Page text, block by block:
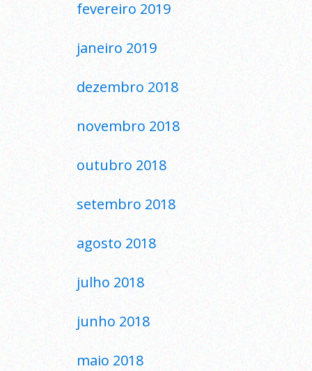
fevereiro 2019
janeiro 2019
dezembro 2018
novembro 2018
outubro 2018
setembro 2018
agosto 2018
julho 2018
junho 2018
maio 2018